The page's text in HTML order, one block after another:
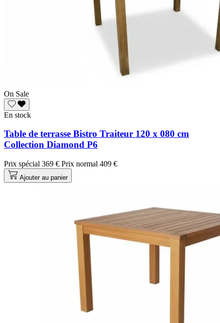
On Sale
En stock
Table de terrasse Bistro Traiteur 120 x 080 cm
Collection Diamond P6
Prix spécial 369 € Prix normal 409 €
Ajouter au panier